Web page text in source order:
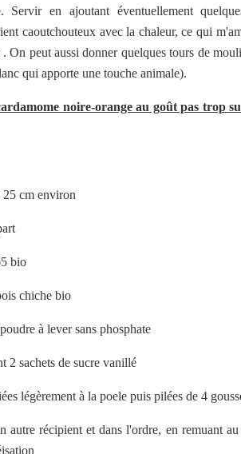
Servir en ajoutant éventuellement
caoutchouteux avec la chaleur, ce qui
On peut aussi donner quelques tours de
qui apporte une touche animale).
noire-orange au goût pas trop
cm environ
bio
chiche bio
à lever sans phosphate
2 sachets de sucre vanillé
légèrement à la poele puis pilées de 4
autre récipient et dans l'ordre, en remuant